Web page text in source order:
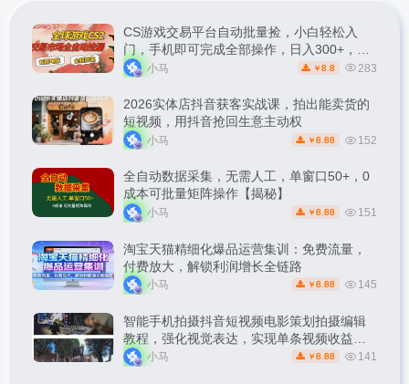
CS游戏交易平台自动批量捡，小白轻松入
门，手机即可完成全部操作，日入300+，轻
松副业【揭秘】
小马 ￥ 8.8 283
2026实体店抖音获客实战课，拍出能卖货的
短视频，用抖音抢回生意主动权
小马 ￥ 8.88 152
全自动数据采集，无需人工，单窗口50+，0
成本可批量矩阵操作【揭秘】
小马 ￥ 8.88 151
淘宝天猫精细化爆品运营集训：免费流量，
付费放大，解锁利润增长全链路
小马 ￥ 8.88 145
智能手机拍摄抖音短视频电影策划拍摄编辑
教程，强化视觉表达，实现单条视频收益破
1k
小马 ￥ 8.88 141